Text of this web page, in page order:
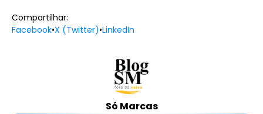
Só Marcas
Compartilhar:
Facebook•X (Twitter)•LinkedIn